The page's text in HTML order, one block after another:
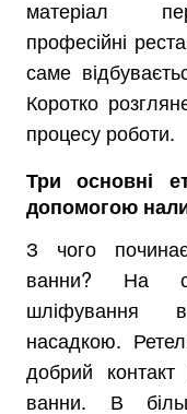
матеріал
професійні
саме
Коротко
процесу роботи.
Три основні
допомогою
З чого
ванни? На
шліфування
насадкою.
добрий
ванни. В